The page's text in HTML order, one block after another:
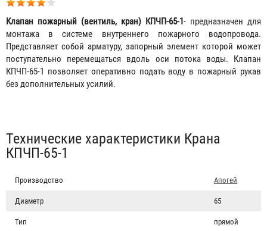
Клапан пожарный (вентиль, кран) КПЧП-65-1- предназначен для
монтажа в системе внутреннего пожарного водопровода.
Представляет собой арматуру, запорный элемент которой может
поступательно перемещаться вдоль оси потока воды. Клапан
КПЧП-65-1 позволяет оперативно подать воду в пожарный рукав
без дополнительных усилий.
Табы
Технические характеристики Крана
КПЧП-65-1
Производство Апогей
Диаметр 65
Тип прямой